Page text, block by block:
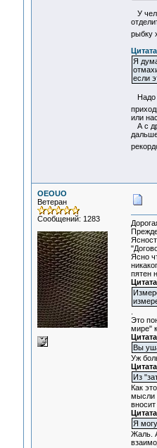
У
рыбку
Я
если
Надо
или
А с
OEOUO
Ветеран
Сообщений: 1283
Ясно
пятен
Это
мире"
Вы
Уж
Из
Как
мысли
Я
Жаль.